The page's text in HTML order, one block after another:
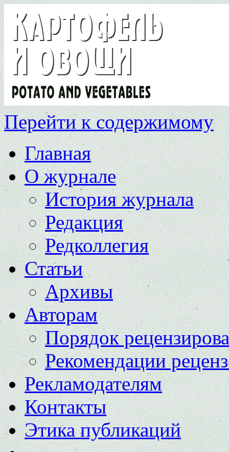
Перейти к содержимому
Главная
О журнале
История журнала
Редакция
Редколлегия
Статьи
Архивы
Авторам
Порядок
Рекомендации
Рекламодателям
Контакты
Этика публикаций